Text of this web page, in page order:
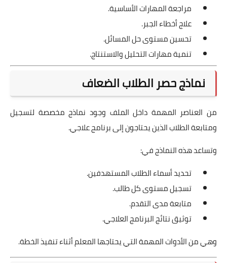
مراجعة المهارات الأساسية.
علاج أخطاء الجبر.
تحسين مستوى حل المسائل.
تنمية مهارات التحليل والاستنتاج.
نماذج حصر الطلاب الضعاف
من العناصر المهمة داخل الملف وجود نماذج مخصصة لتسجيل
ومتابعة الطلاب الذين يحتاجون إلى برنامج علاجي.
وتساعد هذه النماذج في:
تحديد أسماء الطلاب المستهدفين.
تسجيل مستوى كل طالب.
متابعة مدى التقدم.
توثيق نتائج البرنامج العلاجي.
وهي من الأدوات المهمة التي يحتاجها المعلم أثناء تنفيذ الخطة.